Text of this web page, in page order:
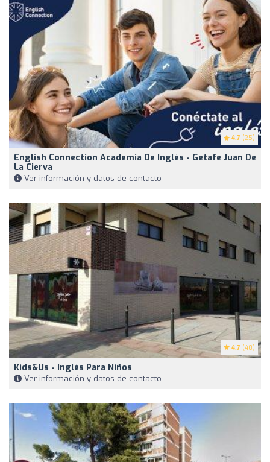
4.7 (25)
English Connection Academia De Inglés - Getafe Juan De
La Cierva
Ver información y datos de contacto
4.7 (40)
Kids&Us - Inglés Para Niños
Ver información y datos de contacto